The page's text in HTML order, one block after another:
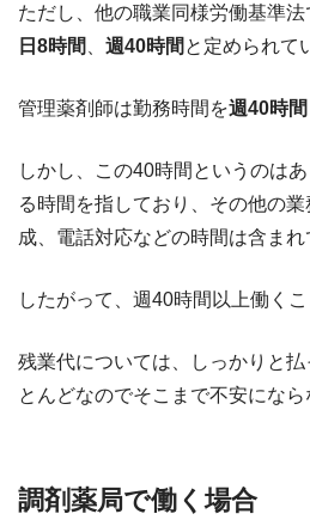
ただし、他の職業同様労働基準
日8時間
週40時間 と定められて
管理薬剤師は勤務時間を週40時間
しかし、この40時間というのは
る時間を指しており、その他の
成、電話対応などの時間は含まれ
したがって、週40時間以上働くこ
残業代については、しっかりと
とんどなのでそこまで不安になら
調剤薬局で働く場合